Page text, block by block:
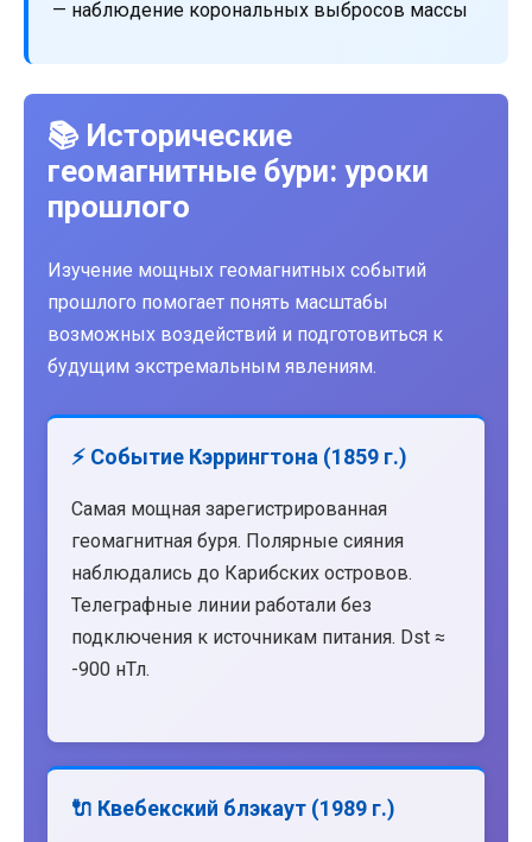
— наблюдение корональных выбросов массы
📚 Исторические
геомагнитные бури: уроки
прошлого
Изучение мощных геомагнитных событий
прошлого помогает понять масштабы
возможных воздействий и подготовиться к
будущим экстремальным явлениям.
⚡ Событие Кэррингтона (1859 г.)
Самая мощная зарегистрированная
геомагнитная буря. Полярные сияния
наблюдались до Карибских островов.
Телеграфные линии работали без
подключения к источникам питания. Dst ≈
-900 нТл.
🔌 Квебекский блэкаут (1989 г.)